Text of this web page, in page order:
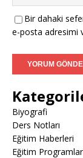
Bir dahaki
e-posta adresimi
Biyografi
Ders Notları
Eğitim Haberleri
Eğitim